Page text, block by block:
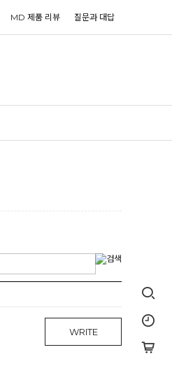
MD 제품 리뷰 질문과 대답
WRITE